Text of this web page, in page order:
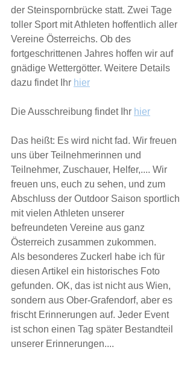
der Steinspornbrücke statt. Zwei Tage
toller Sport mit Athleten hoffentlich aller
Vereine Österreichs. Ob des
fortgeschrittenen Jahres hoffen wir auf
gnädige Wettergötter. Weitere Details
dazu findet Ihr hier
Die Ausschreibung findet Ihr hier
Das heißt: Es wird nicht fad. Wir freuen
uns über Teilnehmerinnen und
Teilnehmer, Zuschauer, Helfer,.... Wir
freuen uns, euch zu sehen, und zum
Abschluss der Outdoor Saison sportlich
mit vielen Athleten unserer
befreundeten Vereine aus ganz
Österreich zusammen zukommen.
Als besonderes Zuckerl habe ich für
diesen Artikel ein historisches Foto
gefunden. OK, das ist nicht aus Wien,
sondern aus Ober-Grafendorf, aber es
frischt Erinnerungen auf. Jeder Event
ist schon einen Tag später Bestandteil
unserer Erinnerungen....